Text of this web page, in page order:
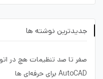
جدیدترین نوشته ها
AutoCAD برای حرفه‌ای ها